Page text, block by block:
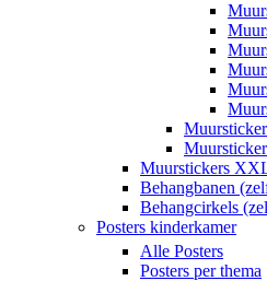
Muurstickers
Behangbanen
Behangcirkels
Posters kinderkamer
Alle Posters
Posters per thema